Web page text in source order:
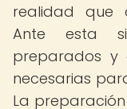
realidad que
Ante esta
preparados y
necesarias
La